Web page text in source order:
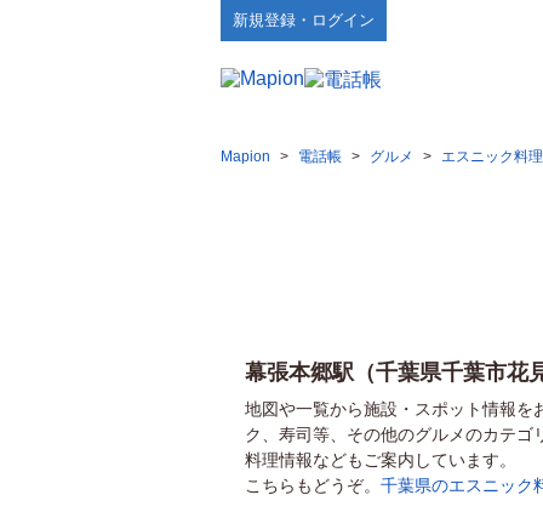
新規登録・ログイン
Mapion > 電話帳 > グルメ > エスニック料理
幕張本郷駅（千葉県千葉市花
地図や一覧から施設・スポット情報
ク、寿司等、その他のグルメのカテ
料理情報などもご案内しています。
こちらもどうぞ。 千葉県のエスニック